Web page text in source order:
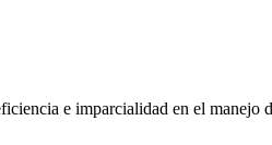
e imparcialidad en el manejo